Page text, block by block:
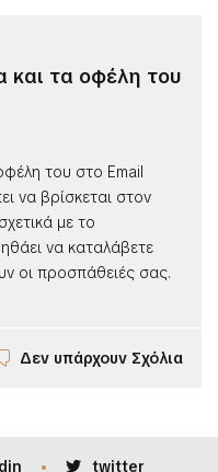
και τα οφέλη του
του στο Email
να βρίσκεται στον
με το
να καταλάβετε
οι προσπάθειές σας.
Δεν υπάρχουν Σχόλια
twitter